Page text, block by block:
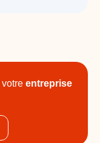
votre entreprise